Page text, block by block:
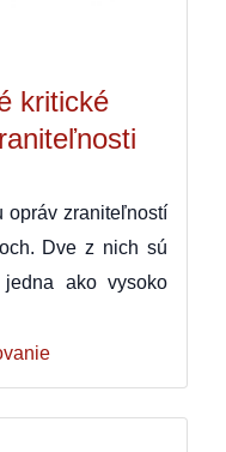
kritické
opráv zraniteľností
Dve z nich sú
ako vysoko